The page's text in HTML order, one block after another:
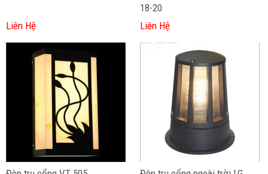
Liên Hệ
18-20
Liên Hệ